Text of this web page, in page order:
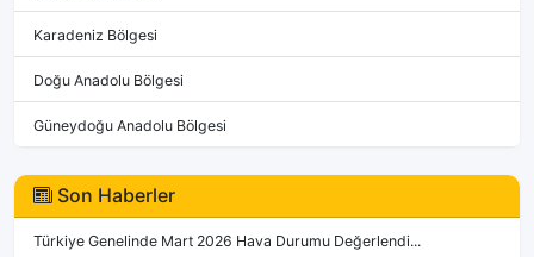
Karadeniz Bölgesi
Doğu Anadolu Bölgesi
Güneydoğu Anadolu Bölgesi
Son Haberler
Türkiye Genelinde Mart 2026 Hava Durumu Değerlendi...